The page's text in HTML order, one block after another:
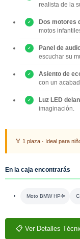
realista de la
Dos motores
motos
Panel de
escuchar su
Asiento de
con un
Luz LED
imaginación.
🏅 1 plaza · Ideal para
En la caja encontrarás
Moto BMW HP4
📋 Ver Detalles